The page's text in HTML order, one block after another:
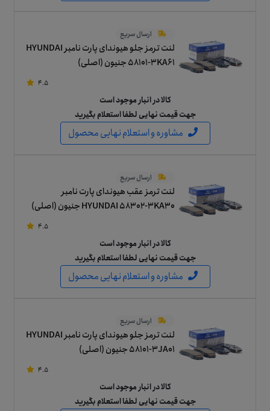
ارسال سریع
لنت ترمز جلو هیوندای پارت نامبر HYUNDAI
58101-3KA61 جنیون (اصلی)
4.5
کالا در انبار موجود است
جهت قیمت نهایی لطفا استعلام بگیرید
مشاوره و استعلام نهایی محصول
ارسال سریع
لنت ترمز عقب هیوندای پارت نامبر
HYUNDAI 58302-3KA30 جنیون (اصلی)
4.5
کالا در انبار موجود است
جهت قیمت نهایی لطفا استعلام بگیرید
مشاوره و استعلام نهایی محصول
ارسال سریع
لنت ترمز جلو هیوندای پارت نامبر HYUNDAI
58101-3JA01 جنیون (اصلی)
4.5
کالا در انبار موجود است
جهت قیمت نهایی لطفا استعلام بگیرید